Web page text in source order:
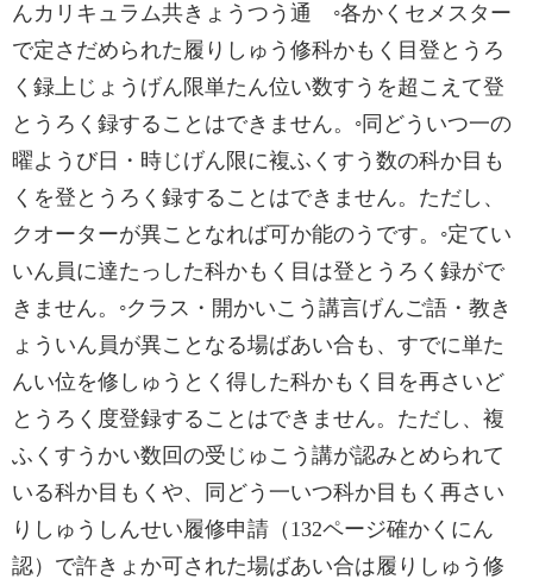
んカリキュラム共きょうつう通 ◦‌各かくセメスター
で定さだめられた履りしゅう修科かもく目登とうろ
く録上じょうげん限単たん位い数すうを超こえて登
とうろく録することはできません。◦‌‌同どういつ一の
曜ようび日・時じげん限に複ふくすう数の科か目も
くを登とうろく録することはできません。ただし、
クオーターが異ことなれば可か能のうです。◦‌定てい
いん員に達たっした科かもく目は登とうろく録がで
きません。◦‌‌クラス・開かいこう講言げんご語・教き
ょういん員が異ことなる場ばあい合も、すでに単た
んい位を修しゅうとく得した科かもく目を再さいど
とうろく度登録することはできません。ただし、複
ふくすうかい数回の受じゅこう講が認みとめられて
いる科か目もくや、同どう一いつ科か目もく再さい
りしゅうしんせい履修申請（132ページ確かくにん
認）で許きょか可された場ばあい合は履りしゅう修